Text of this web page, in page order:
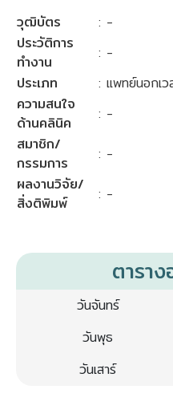
วุฒิบัตร
: -
ประวัติการ
ทำงาน
: -
ประเภท
: แพทย์นอกเว
ความสนใจ
ด้านคลินิค
: -
สมาชิก/
กรรมการ
: -
ผลงานวิจัย/
สิ่งติพิมพ์
: -
ตารา
วันจันทร์
วันพุธ
วันเสาร์